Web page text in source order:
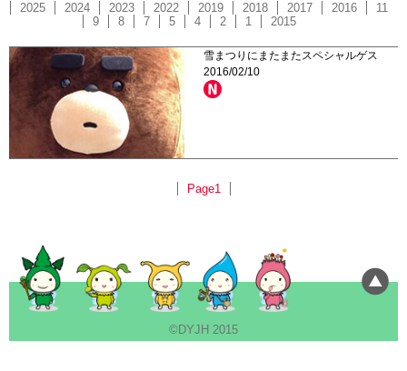
2025 2024 2023 2022 2019 2018 2017 2016
11
9
8 7 5 4 2 1 2015
雪まつりにまたまたスペシャルゲス
2016/02/10
Page1
©DYJH 2015